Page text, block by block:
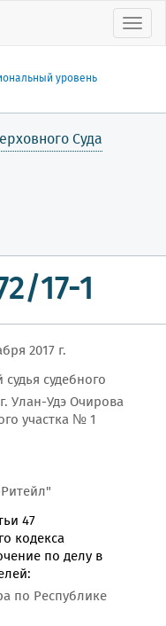
уровень
Суда
17-1
2017 г.
судебного
Улан-Удэ Очирова
участка № 1
47
кодекса
по делу в
по Республике